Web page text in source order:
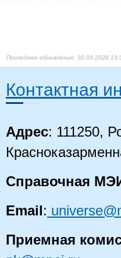
30.03.2026
Контактная
Адрес: 111250,
Справочная
Email:
Приемная